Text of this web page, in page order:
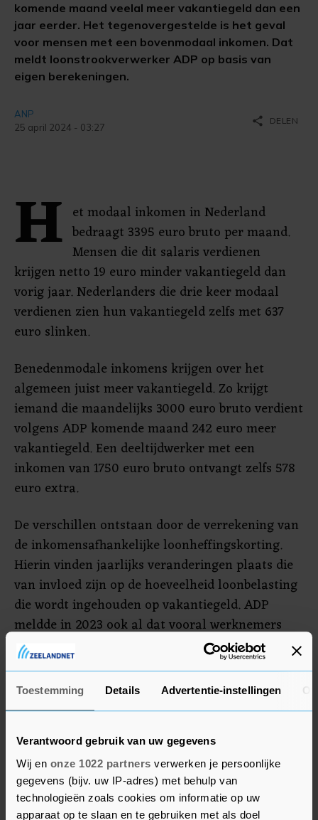
Toestemming Details Advertentie-instellingen
Verantwoord gebruik van uw gegevens
Wij en onze 1022 partners verwerken je persoonlijke
gegevens (bijv. uw IP-adres) met behulp van
technologieën zoals cookies om informatie op uw
apparaat op te slaan en te gebruiken met als doel
komende maand veelal meer vakantiegeld dan een
jaar eerder. Het tegenovergestelde is het geval
voor mensen met een bovenmodaal inkomen. Dat
meldt loonstrookverwerker ADP op basis van
eigen berekeningen.
ANP
25 april 2024 - 03:27
share DELEN
H et modaal inkomen in Nederland
bedraagt 3395 euro bruto per maand.
Mensen die dit salaris verdienen
krijgen netto 19 euro minder vakantiegeld dan
vorig jaar. Nederlanders die drie keer modaal
verdienen zien hun vakantiegeld zelfs met 637
euro slinken.
Benedenmodale inkomens krijgen over het
algemeen juist meer vakantiegeld. Zo krijgt
iemand die maandelijks 3000 euro bruto verdient
volgens ADP komende maand 242 euro meer
vakantiegeld. Een deeltijdwerker met een
inkomen van 1750 euro bruto ontvangt zelfs 578
euro extra.
De verschillen ontstaan door de verrekening van
de inkomensafhankelijke loonheffingskorting.
Hierin vinden jaarlijks veranderingen plaats die
van invloed zijn op de hoeveelheid loonbelasting
die wordt ingehouden op vakantiegeld. ADP
meldde in 2023 ook al dat vooral werknemers
met een lager salaris dat jaar meer vakantiegeld
kregen.
Het is overigens niet zo dat de hoeveelheid
hand van de hoogte van een salaris. Zo krijgen
Nederlanders die twee keer of tweeënhalf keer
modaal verdienen evenveel vakantiegeld als
vorig jaar.